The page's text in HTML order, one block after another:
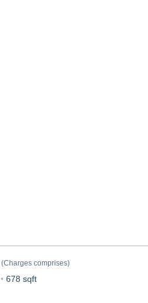
(Charges comprises)
• 678 sqft